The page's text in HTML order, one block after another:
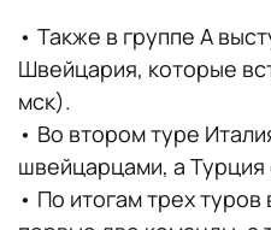
• Также в группе А
Швейцария, которые
мск).
• Во втором туре
швейцарцами, а Турция
• По итогам трех